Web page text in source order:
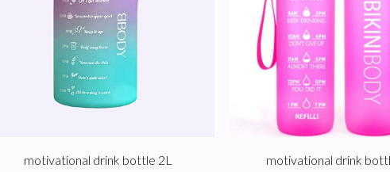
motivational drink bottle 2L motivational drink